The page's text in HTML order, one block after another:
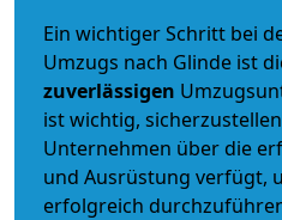
Ein wichtiger Schritt bei
Umzugs nach Glinde ist
zuverlässigen
ist wichtig,
Unternehmen über die
und Ausrüstung verfügt,
erfolgreich